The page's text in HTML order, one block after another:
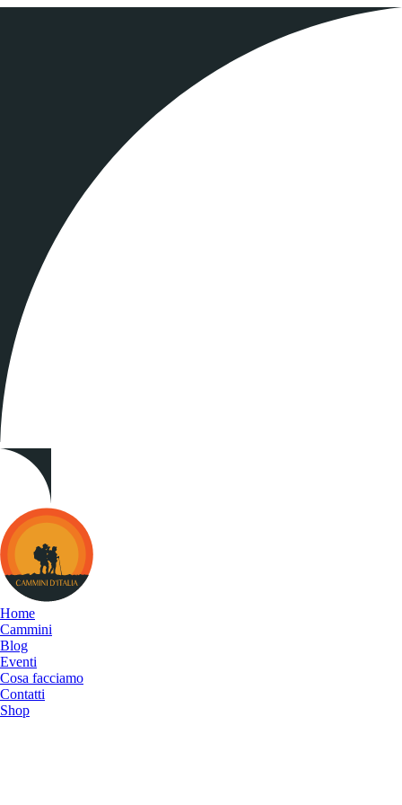
Cammini
d&#039;Italia
Home
Cammini
Blog
Eventi
Cosa facciamo
Contatti
Shop